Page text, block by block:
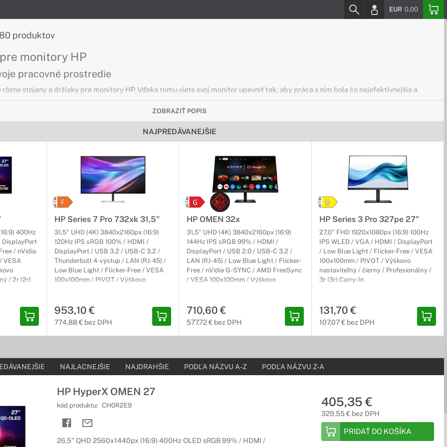
EUR 0,00
80 produktov
monitory HP
pracovné prostredie
rôzne stojany a držiaky pre monitory HP. Vďaka tomu viete svoj monitor upevniť tak, aby práca s ním bola čo najefektívnejšia a
s ohľadom na cenu
ktorú ste hľadali, za cenu, ktorá vás poteší. Monitory HP série sú vybavené veľkým displejom a vďaka jednoduchému pripojeniu
na vyššiu úroveň.
farby
bez akýchkoľvek okrajov z viacerých displejov HP Z série s úzkym rámom pre maximálne pôsobivý obraz, farbami
a flexibilnými možnosťami pripojenia všetkých vašich zariadení.
na každodenné použitie
prevedení.
úrovni.
HP
použitie
skvelým pomerom cena / kvalita. Vďaka ich skvelým parametrom ich môžte bez problémov použiť nielen v domácnosti, ale aj pri
ZOBRAZIŤ POPIS
NAJPREDÁVANEJŠIE
400Hz
DisplayPort
/ nVidia
VESA
/ 2r (2r)
HP Series 7 Pro 732xk 31,5"
31,5" UHD (4K) 3840x2160px (16:9)
120Hz IPS sRGB 100% / HDMI /
DisplayPort / USB 3.2 / USB-C 3.2 /
Thunderbolt 4-výstup / LAN (RJ-45) /
Low Blue Light / Flicker-Free / VESA
100x100mm / PIVOT / Výškovo
953,10 €
774,88 € bez DPH
HP OMEN 32x
31,5" UHD (4K) 3840x2160px (16:9)
144Hz IPS sRGB 99% / HDMI /
DisplayPort / USB 2.0 / USB-C 3.2 /
LAN (RJ-45) / Low Blue Light / Flicker-
Free / nVidia G-SYNC / AMD FreeSync
/ VESA 100x100mm / Výškovo
710,60 €
577,72 € bez DPH
HP Series 3 Pro 327pe 27"
27,0" FHD 1920x1080px (16:9) 100Hz
IPS WLED / VGA / HDMI / DisplayPort
/ Low Blue Light / Flicker-Free / VESA
100x100mm / PIVOT / Výškovo
nastaviteľný / čierny / Profesionálny /
3r (3r) Carry-In
131,70 €
107,07 € bez DPH
NAJLACNEJŠIE NAJDRAHŠIE PODĽA NÁZVU A-Z PODĽA NÁZVU Z-A
HP HyperX OMEN 27
kód produktu: CH0R2E9
26,5" QHD 2560x1440px (16:9) 400Hz OLED sRGB 99% / HDMI /
405,35 €
329,55 € bez DPH
PRIDAŤ DO KOŠÍKA